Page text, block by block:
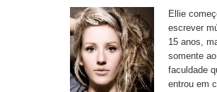
Ellie
escrever
15 anos,
somente
faculdade
entrou em